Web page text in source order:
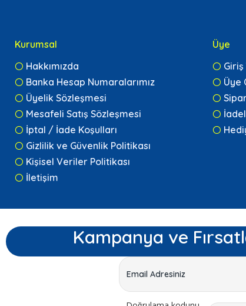
Kurumsal
Hakkımızda
Banka Hesap Numaralarımız
Üyelik Sözleşmesi
Mesafeli Satış Sözleşmesi
İptal / İade Koşulları
Gizlilik ve Güvenlik Politikası
Kişisel Veriler Politikası
İletişim
Üye
Giriş
Üye
Kampanya ve